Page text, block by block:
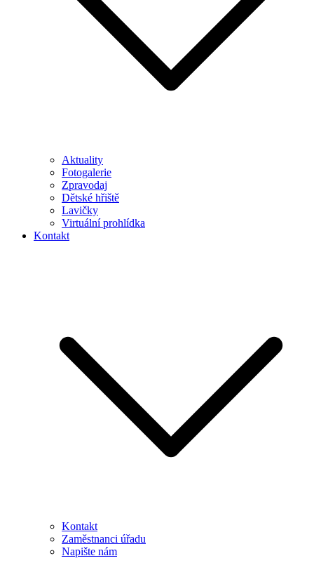
Aktuality
Fotogalerie
Zpravodaj
Dětské hřiště
Lavičky
Virtuální prohlídka
Kontakt
Kontakt
Zaměstnanci úřadu
Napište nám